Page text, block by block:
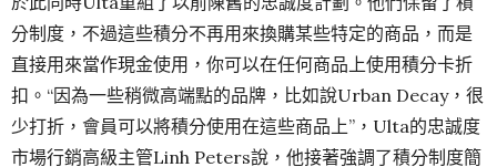
分制度，不過這些積分不再用來換購某些特定的商品，而是
直接用來當作現金使用，你可以在任何商品上使用積分卡折
扣。“因為一些稍微高端點的品牌，比如說Urban Decay，很
少打折，會員可以將積分使用在這些商品上”，Ulta的忠誠度
市場行銷高級主管Linh Peters說，他接著強調了積分制度簡